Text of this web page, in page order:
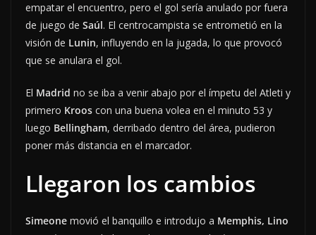
empatar el encuentro, pero el gol sería anulado por fuera
de juego de Saúl. El centrocampista se entrometió en la
visión de Lunin, influyendo en la jugada, lo que provocó
que se anulara el gol.
El Madrid no se iba a venir abajo por el ímpetu del Atleti y
primero Kroos con una buena volea en el minuto 53 y
luego Bellingham, derribado dentro del área, pudieron
poner más distancia en el marcador.
Llegaron los cambios
Simeone movió el banquillo e introdujo a Memphis, Lino